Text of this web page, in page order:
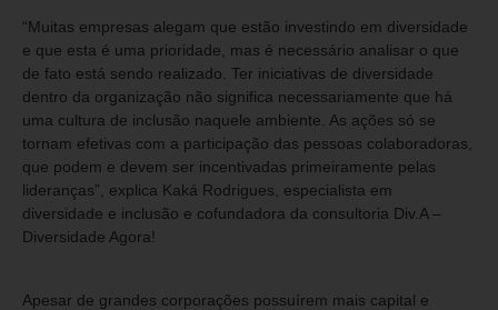
“Muitas empresas alegam que estão investindo em diversidade
e que esta é uma prioridade, mas é necessário analisar o que
de fato está sendo realizado. Ter iniciativas de diversidade
dentro da organização não significa necessariamente que há
uma cultura de inclusão naquele ambiente. As ações só se
tornam efetivas com a participação das pessoas colaboradoras,
que podem e devem ser incentivadas primeiramente pelas
lideranças”, explica Kaká Rodrigues, especialista em
diversidade e inclusão e cofundadora da consultoria Div.A –
Diversidade Agora!
Apesar de grandes corporações possuírem mais capital e